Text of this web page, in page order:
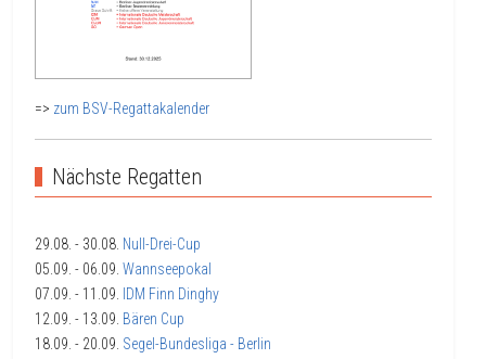
=> zum BSV-Regattakalender
Nächste Regatten
29.08. - 30.08. Null-Drei-Cup
05.09. - 06.09. Wannseepokal
07.09. - 11.09. IDM Finn Dinghy
12.09. - 13.09. Bären Cup
18.09. - 20.09. Segel-Bundesliga - Berlin